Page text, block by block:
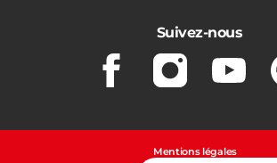
Suivez-nous
FacebookInstagram
Mentions légales